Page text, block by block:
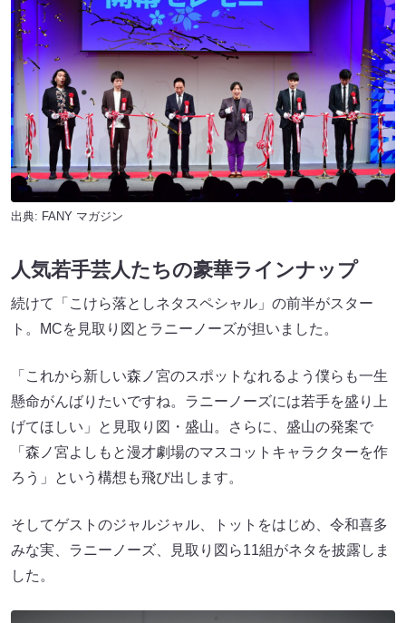
出典: FANY マガジン
人気若手芸人たちの豪華ラインナップ
続けて「こけら落としネタスペシャル」の前半がスター
ト。MCを見取り図とラニーノーズが担いました。
「これから新しい森ノ宮のスポットなれるよう僕らも一生
懸命がんばりたいですね。ラニーノーズには若手を盛り上
げてほしい」と見取り図・盛山。さらに、盛山の発案で
「森ノ宮よしもと漫才劇場のマスコットキャラクターを作
ろう」という構想も飛び出します。
そしてゲストのジャルジャル、トットをはじめ、令和喜多
みな実、ラニーノーズ、見取り図ら11組がネタを披露しま
した。